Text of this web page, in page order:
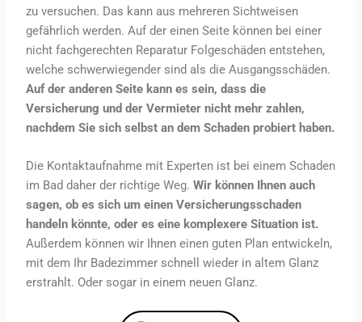
zu versuchen. Das kann aus mehreren Sichtweisen
gefährlich werden. Auf der einen Seite können bei einer
nicht fachgerechten Reparatur Folgeschäden entstehen,
welche schwerwiegender sind als die Ausgangsschäden.
Auf der anderen Seite kann es sein, dass die
Versicherung und der Vermieter nicht mehr zahlen,
nachdem Sie sich selbst an dem Schaden probiert haben.
Die Kontaktaufnahme mit Experten ist bei einem Schaden
im Bad daher der richtige Weg. Wir können Ihnen auch
sagen, ob es sich um einen Versicherungsschaden
handeln könnte, oder es eine komplexere Situation ist.
Außerdem können wir Ihnen einen guten Plan entwickeln,
mit dem Ihr Badezimmer schnell wieder in altem Glanz
erstrahlt. Oder sogar in einem neuen Glanz.